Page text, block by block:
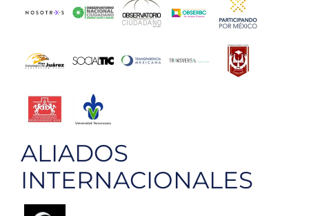
ALIADOS
INTERNACIONALES